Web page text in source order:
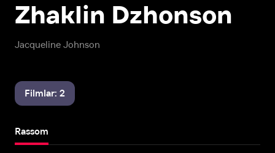
Jacqueline Johnson
Zhaklin Dzhonson
Filmlar: 2
Rassom